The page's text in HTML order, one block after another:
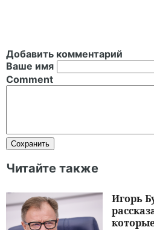
Добавить комментарий
Ваше имя
Comment
Читайте также
Игорь